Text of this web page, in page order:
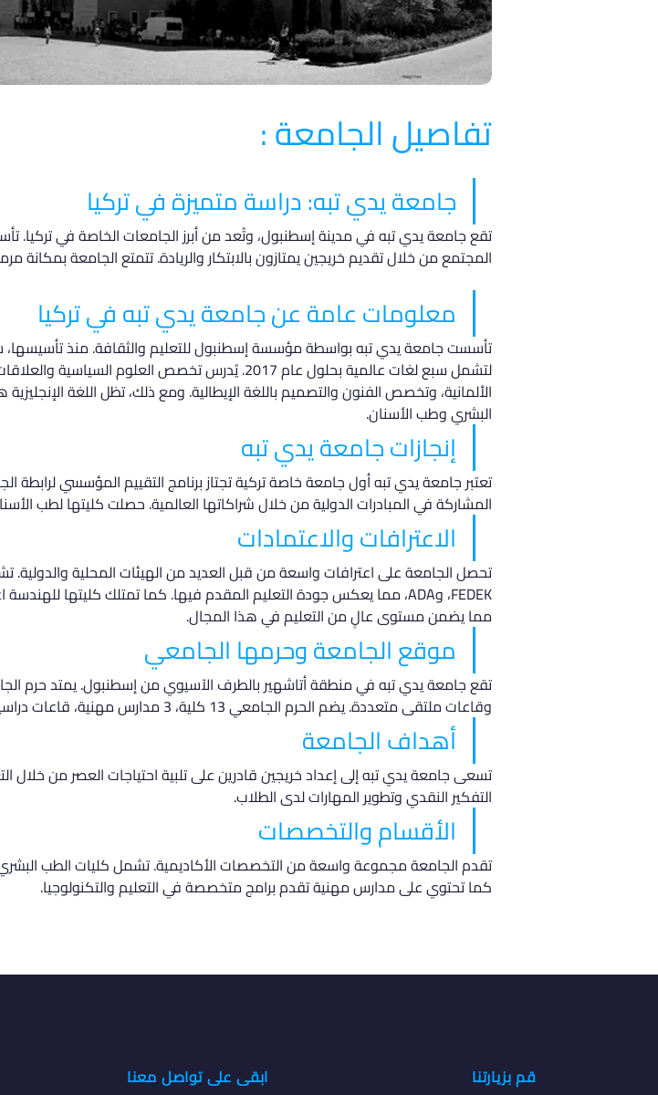
تفاصيل الجامعة :
جامعة يدي تبه: دراسة متميزة في تركيا
المجتمع من خلال تقديم خريجين يمتازون بالابتكار والريادة. تتمتع الجامعة بمكانة
معلومات عامة عن جامعة يدي تبه في تركيا
تأسست جامعة يدي تبه بواسطة مؤسسة إسطنبول للتعليم والثقافة. منذ
لتشمل سبع لغات عالمية بحلول عام 2017. يُدرس تخصص
الألمانية، وتخصص الفنون والتصميم باللغة الإيطالية. ومع ذلك، تظل اللغة
البشري وطب الأسنان.
إنجازات جامعة يدي تبه
تعتبر جامعة يدي تبه أول جامعة خاصة تركية تجتاز برنامج التقييم المؤسسي لرابطة
المشاركة في المبادرات الدولية من خلال شراكاتها العالمية. حصلت كليتها لطب
الاعترافات والاعتمادات
مما يضمن مستوى عالٍ من التعليم في هذا المجال.
موقع الجامعة وحرمها الجامعي
وقاعات ملتقى متعددة. يضم الحرم الجامعي 13 كلية، 3 مدارس مهنية، قاعات دراسية، ومرافق رياضية، بالإضافة إلى مراكز بحث خاصة.
أهداف الجامعة
تسعى جامعة يدي تبه إلى إعداد خريجين قادرين على تلبية احتياجات العصر من خلال
التفكير النقدي وتطوير المهارات لدى الطلاب.
الأقسام والتخصصات
تقدم الجامعة مجموعة واسعة من التخصصات الأكاديمية. تشمل كليات الطب
كما تحتوي على مدارس مهنية تقدم برامج متخصصة في التعليم والتكنولوجيا.
ابقى على تواصل معنا قم بزيارتنا